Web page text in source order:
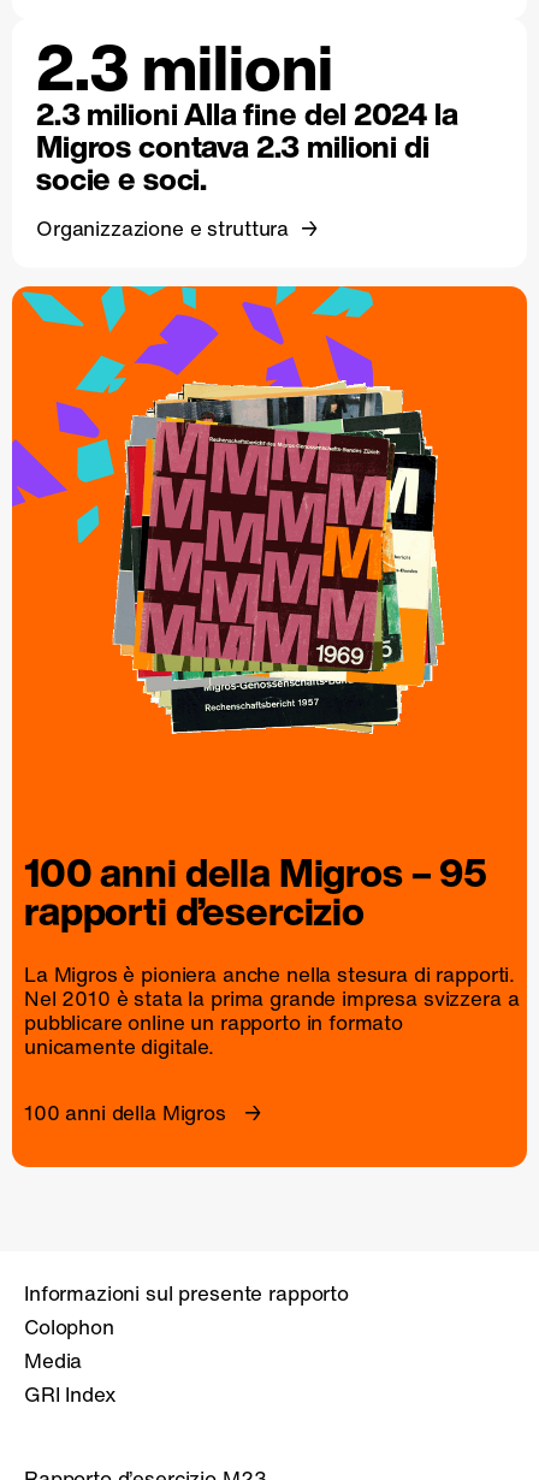
2.3 milioni
2.3 milioni Alla fine del 2024 la
Migros contava 2.3 milioni di
socie e soci.
Organizzazione e struttura
100 anni dellaMigros– 95
rapportid’esercizio
La Migros è pioniera anche nella stesura di rapporti.
Nel 2010 è stata la prima grande impresa svizzera a
pubblicare online un rapportoin formato
unicamente digitale.
100 anni della Migros
Informazioni sul presente rapporto
Colophon
Media
GRI Index